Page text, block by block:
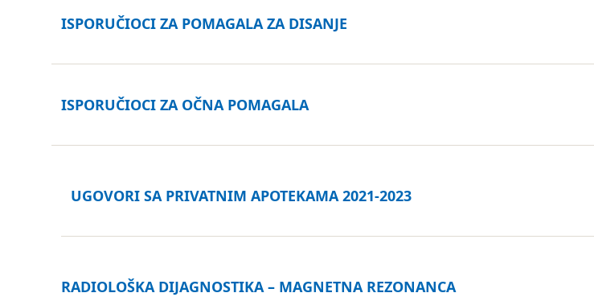
ISPORUČIOCI ZA POMAGALA ZA DISANJE
ISPORUČIOCI ZA OČNA POMAGALA
UGOVORI SA PRIVATNIM APOTEKAMA 2021-2023
RADIOLOŠKA DIJAGNOSTIKA – MAGNETNA REZONANCA